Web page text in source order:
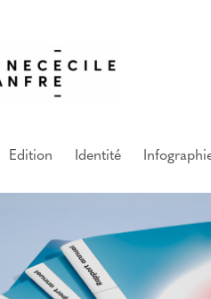
Edition Identité